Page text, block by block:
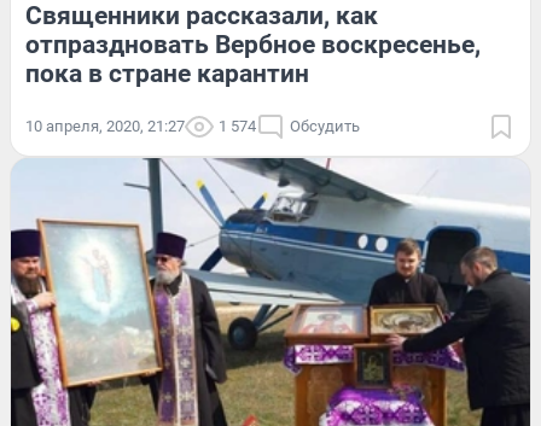
Священники рассказали, как
отпраздновать Вербное воскресенье,
пока в стране карантин
10 апреля, 2020, 21:27 1 574 Обсудить